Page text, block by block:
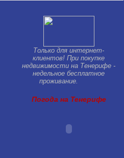
La Laguna
La Orotava
La Quinta
Las Chafiras
Только для интернет-
клиентов! При покупке
недвижимости на Тенерифе -
недельное бесплатное
проживание.
Погода на Тенерифе